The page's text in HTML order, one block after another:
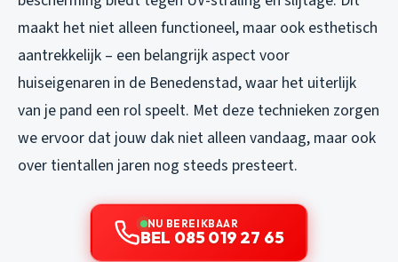
maakt het niet alleen functioneel, maar ook esthetisch
aantrekkelijk – een belangrijk aspect voor
huiseigenaren in de Benedenstad, waar het uiterlijk
van je pand een rol speelt. Met deze technieken zorgen
we ervoor dat jouw dak niet alleen vandaag, maar ook
over tientallen jaren nog steeds presteert.
NU BEREIKBAAR
BEL 085 019 27 65